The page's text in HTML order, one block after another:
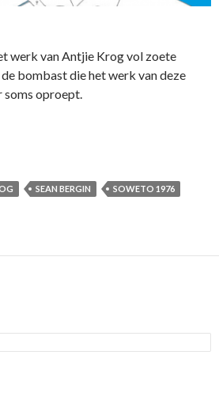
werk van Antjie Krog vol zoete
bombast die het werk van deze
oproept.
SEAN BERGIN
SOWETO 1976